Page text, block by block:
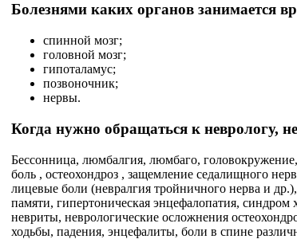
Болезнями каких органов занимается
спинной мозг;
головной мозг;
гипоталамус;
позвоночник;
нервы.
Когда нужно обращаться к неврологу,
Бессонница, люмбалгия, люмбаго,
боль , остеохондроз , защемление седалищного
лицевые боли (невралгия тройничного нерва и
памяти, гипертоническая энцефалопатия,
невриты, неврологические осложнения
ходьбы, падения, энцефалиты, боли в спине